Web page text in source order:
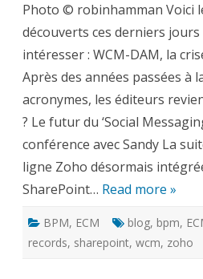
ECM-
BPM
:
quelques
sites
à
découvrir
Photo © robinhamman Voici
découverts ces derniers
intéresser : WCM-DAM, la
Après des années passées à
acronymes, les éditeurs
? Le futur du ‘Social
conférence avec Sandy La
ligne Zoho désormais
SharePoint… Read more »
BPM, ECM blog, bpm,
records, sharepoint, wcm, zoho